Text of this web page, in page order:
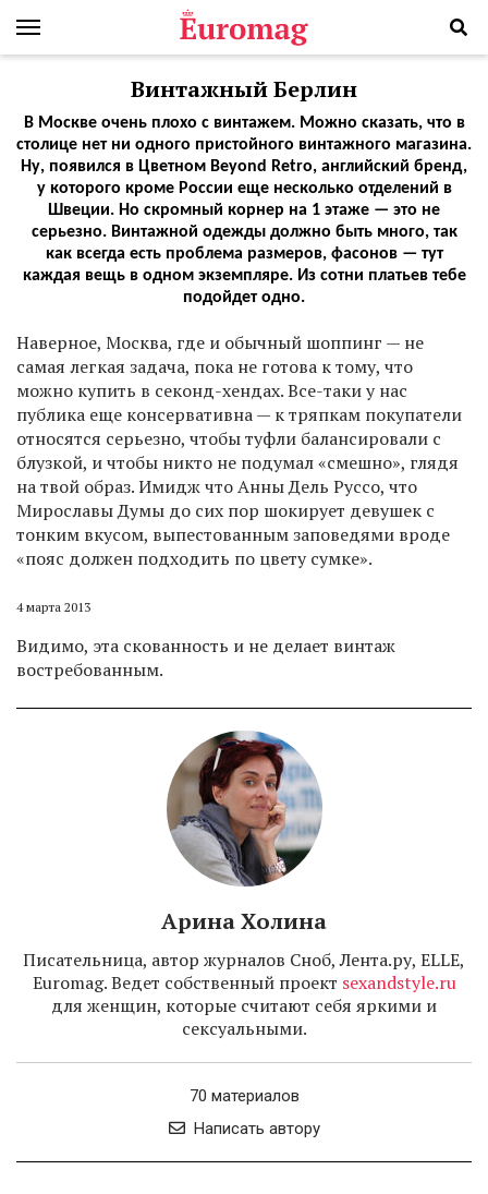
Винтажный Берлин
В Москве очень плохо с винтажем. Можно сказать, что в
столице нет ни одного пристойного винтажного магазина.
Ну, появился в Цветном Beyond Retro, английский бренд,
у которого кроме России еще несколько отделений в
Швеции. Но скромный корнер на 1 этаже — это не
серьезно. Винтажной одежды должно быть много, так
как всегда есть проблема размеров, фасонов — тут
каждая вещь в одном экземпляре. Из сотни платьев тебе
подойдет одно.
Наверное, Москва, где и обычный шоппинг — не
самая легкая задача, пока не готова к тому, что
можно купить в секонд-хендах. Все-таки у нас
публика еще консервативна — к тряпкам покупатели
относятся серьезно, чтобы туфли балансировали с
блузкой, и чтобы никто не подумал «смешно», глядя
на твой образ. Имидж что Анны Дель Руссо, что
Мирославы Думы до сих пор шокирует девушек с
тонким вкусом, выпестованным заповедями вроде
«пояс должен подходить по цвету сумке».
4 марта 2013
Видимо, эта скованность и не делает винтаж
востребованным.
Арина Холина
Писательница, автор журналов Сноб, Лента.ру, ELLE,
Euromag. Ведет собственный проект sexandstyle.ru
для женщин, которые считают себя яркими и
сексуальными.
70 материалов
Написать автору